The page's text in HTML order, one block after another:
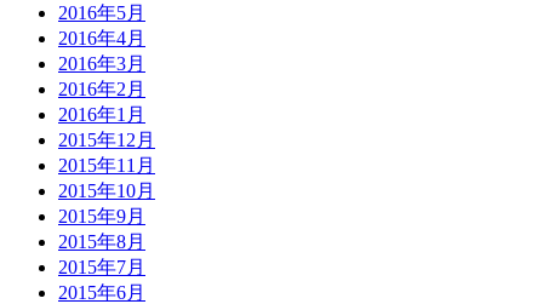
2016年5月
2016年4月
2016年3月
2016年2月
2016年1月
2015年12月
2015年11月
2015年10月
2015年9月
2015年8月
2015年7月
2015年6月